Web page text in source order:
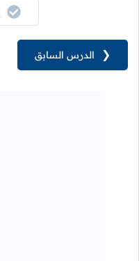
❮ الدرس السابق